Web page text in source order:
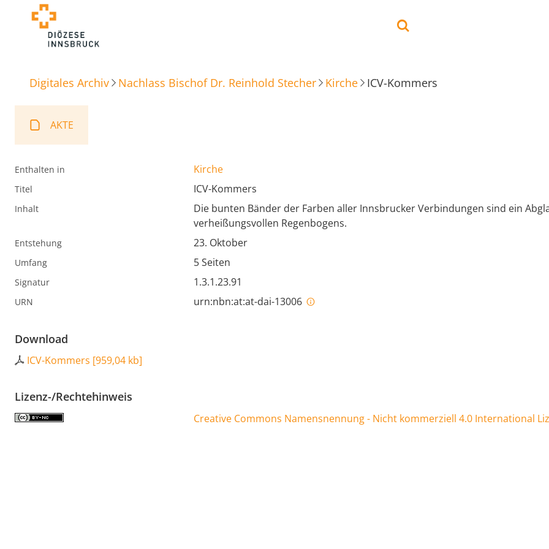
Digitales Archiv Nachlass Bischof Dr. Reinhold Stecher Kirche ICV-Kommers
AKTE
Enthalten in Kirche
Titel ICV-Kommers
Inhalt
Die bunten Bänder der Farben aller Innsbrucker Verbindungen sind ein
verheißungsvollen Regenbogens.
Entstehung 23. Oktober
Umfang 5 Seiten
Signatur 1.3.1.23.91
URN urn:nbn:at:at-dai-13006
Download
ICV-Kommers [959,04 kb]
Lizenz-/Rechtehinweis
Creative Commons Namensnennung - Nicht kommerziell 4.0 International